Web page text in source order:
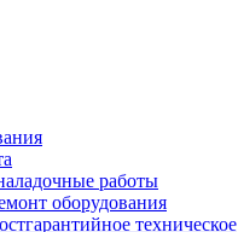
работы
оборудования
техническое